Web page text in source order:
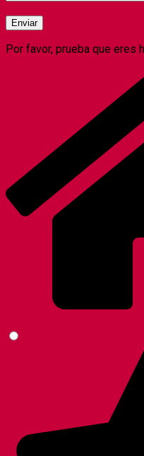
Por favor, prueba que eres